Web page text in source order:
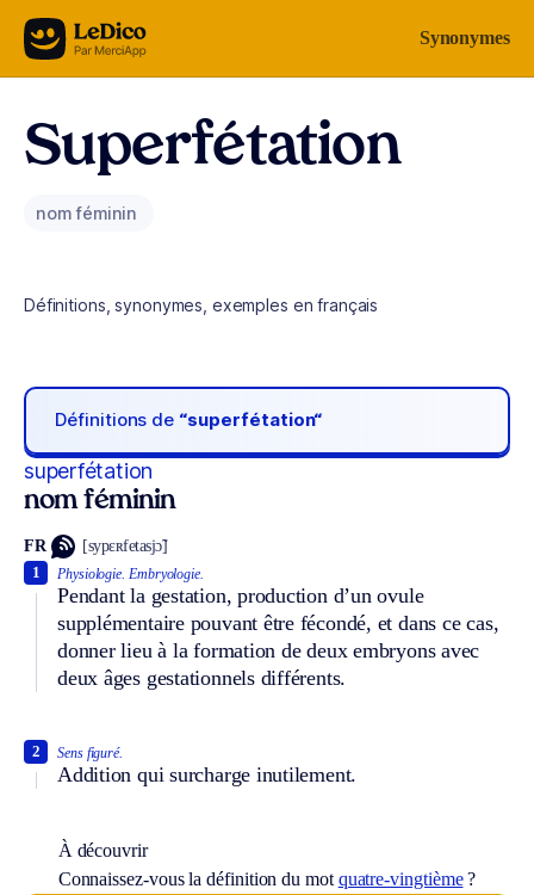
Aller au contenu Synonymes
Superfétation
nom féminin
Définitions, synonymes, exemples en français
Définitions de “superfétation“
superfétation
nom féminin
FR [sypɛʀfetasjɔ̃]
Physiologie. Embryologie.
Pendant la gestation, production d’un ovule
supplémentaire pouvant être fécondé, et dans ce cas,
donner lieu à la formation de deux embryons avec
deux âges gestationnels différents.
1
Sens figuré.
Addition qui surcharge inutilement.
2
À découvrir
Connaissez-vous la définition du mot quatre-vingtième?